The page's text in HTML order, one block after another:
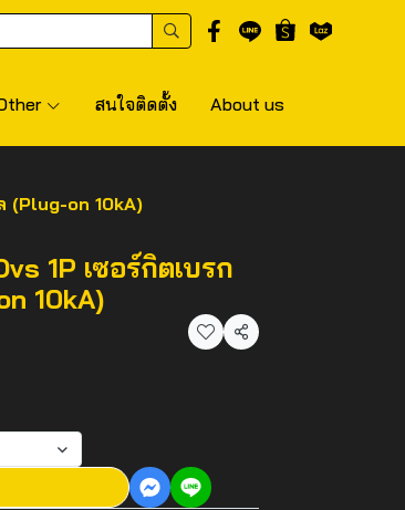
สนใจติดตั้ง About us
(Plug-on 10kA)
1P เซอร์กิตเบรก
10kA)
แชร์